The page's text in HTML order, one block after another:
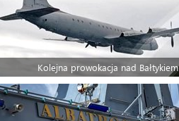
Kolejna prowokacja nad Bałtykiem